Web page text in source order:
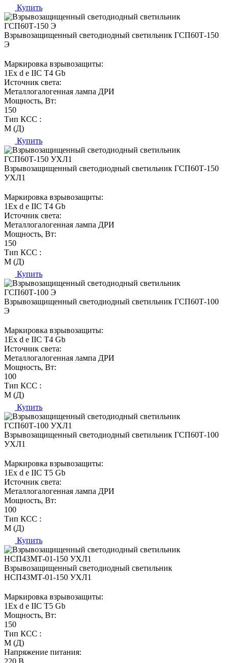
Купить
Взрывозащищенный светодиодный светильник ГСП60Т-150
Э
Маркировка взрывозащиты:
1Ех d е IIC T4 Gb
Источник света:
Металлогалогенная лампа ДРИ
Мощность, Вт:
150
Тип КСС :
М (Д)
Купить
Взрывозащищенный светодиодный светильник ГСП60Т-150
УХЛ1
Маркировка взрывозащиты:
1Ех d е IIC T4 Gb
Источник света:
Металлогалогенная лампа ДРИ
Мощность, Вт:
150
Тип КСС :
М (Д)
Купить
Взрывозащищенный светодиодный светильник ГСП60Т-100
Э
Маркировка взрывозащиты:
1Ех d е IIC T4 Gb
Источник света:
Металлогалогенная лампа ДРИ
Мощность, Вт:
100
Тип КСС :
М (Д)
Купить
Взрывозащищенный светодиодный светильник ГСП60Т-100
УХЛ1
Маркировка взрывозащиты:
1Ех d е IIC T5 Gb
Источник света:
Металлогалогенная лампа ДРИ
Мощность, Вт:
100
Тип КСС :
М (Д)
Купить
Взрывозащищенный светодиодный светильник
НСП43МТ-01-150 УХЛ1
Маркировка взрывозащиты:
1Ех d е IIC T5 Gb
Мощность, Вт:
150
Тип КСС :
М (Д)
Напряжение питания:
220 В